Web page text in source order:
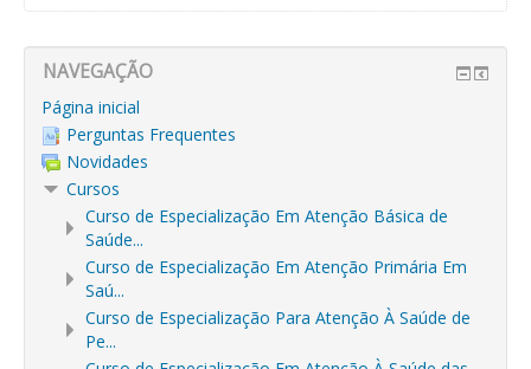
NAVEGAÇÃO
Página inicial
Perguntas Frequentes
Novidades
Cursos
Curso de Especialização Em Atenção Básica de
Saúde...
Curso de Especialização Em Atenção Primária Em
Saú...
Curso de Especialização Para Atenção À Saúde de
Pe...